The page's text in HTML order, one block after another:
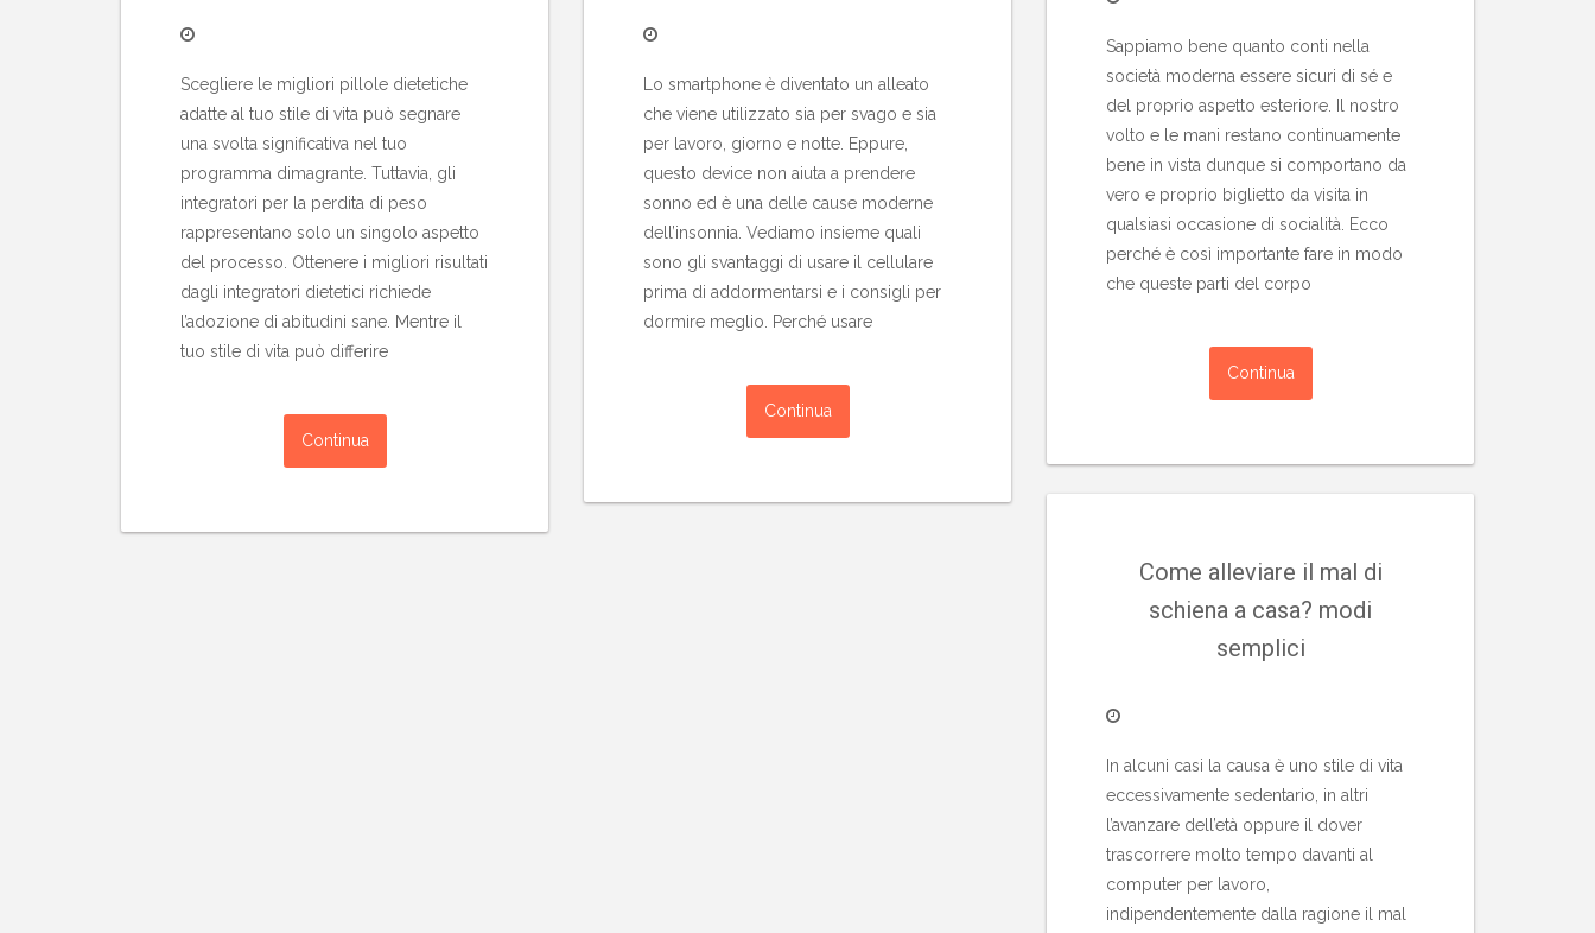
Scegliere le migliori pillole dietetiche
adatte al tuo stile di vita può segnare
una svolta significativa nel tuo
programma dimagrante. Tuttavia, gli
integratori per la perdita di peso
rappresentano solo un singolo aspetto
del processo. Ottenere i migliori risultati
dagli integratori dietetici richiede
l’adozione di abitudini sane. Mentre il
tuo stile di vita può differire
Continua
Lo smartphone è diventato un alleato
che viene utilizzato sia per svago e sia
per lavoro, giorno e notte. Eppure,
questo device non aiuta a prendere
sonno ed è una delle cause moderne
dell’insonnia. Vediamo insieme quali
sono gli svantaggi di usare il cellulare
prima di addormentarsi e i consigli per
dormire meglio. Perché usare
Continua
Sappiamo bene quanto conti nella
società moderna essere sicuri di sé e
del proprio aspetto esteriore. Il nostro
volto e le mani restano continuamente
bene in vista dunque si comportano da
vero e proprio biglietto da visita in
qualsiasi occasione di socialità. Ecco
perché è così importante fare in modo
che queste parti del corpo
Continua
Come alleviare il mal di
schiena a casa? modi
semplici
In alcuni casi la causa è uno stile di vita
eccessivamente sedentario, in altri
l’avanzare dell’età oppure il dover
trascorrere molto tempo davanti al
computer per lavoro,
indipendentemente dalla ragione il mal